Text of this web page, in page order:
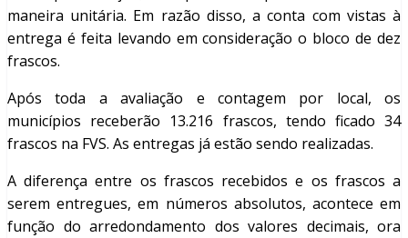
maneira unitária. Em razão disso, a conta com vistas à
entrega é feita levando em consideração o bloco de dez
frascos.
Após toda a avaliação e contagem por local, os
municípios receberão 13.216 frascos, tendo ficado 34
frascos na FVS. As entregas já estão sendo realizadas.
A diferença entre os frascos recebidos e os frascos a
serem entregues, em números absolutos, acontece em
função do arredondamento dos valores decimais, ora